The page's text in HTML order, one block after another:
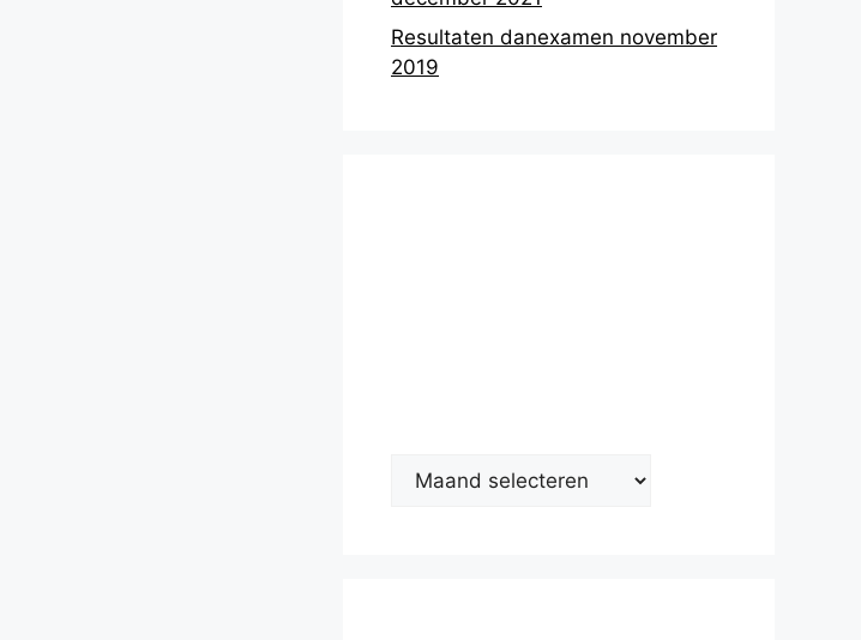
Resultaten danexamen november
2019